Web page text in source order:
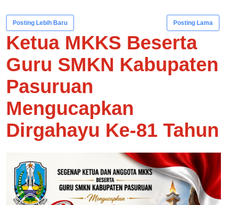
Posting Lebih Baru Posting Lama
Ketua MKKS Beserta
Guru SMKN Kabupaten
Pasuruan
Mengucapkan
Dirgahayu Ke-81 Tahun